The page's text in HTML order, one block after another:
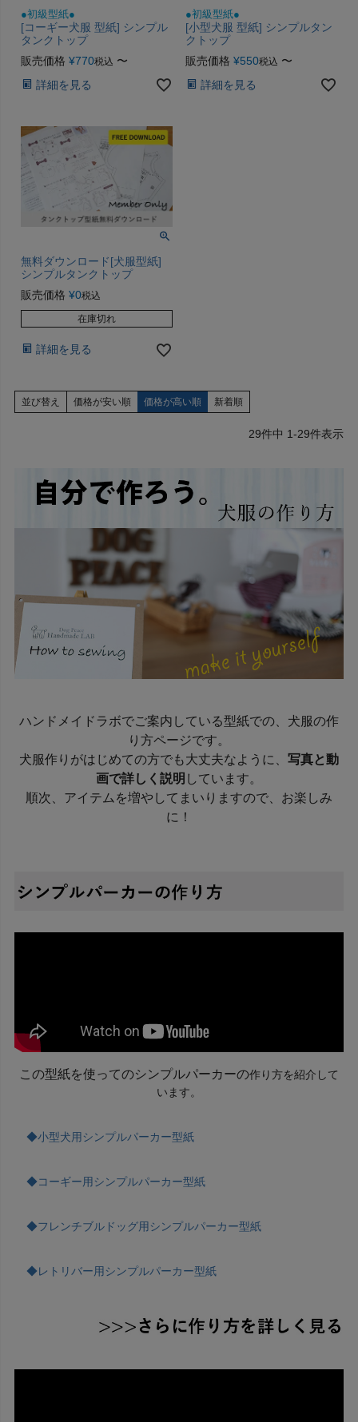
●初級型紙●
[コーギー犬服 型紙] シンプル
タンクトップ
販売価格 ¥770税込 〜
詳細を見る
●初級型紙●
[小型犬服 型紙] シンプルタン
クトップ
販売価格 ¥550税込 〜
詳細を見る
無料ダウンロード[犬服型紙]
シンプルタンクトップ
販売価格 ¥0税込
在庫切れ
詳細を見る
並び替え 価格が安い順 価格が高い順 新着順
29件中 1-29件表示
ハンドメイドラボでご案内している型紙での、犬服の作
り方ページです。
犬服作りがはじめての方でも大丈夫なように、 写真と動
画で詳しく説明 しています。
順次、アイテムを増やしてまいりますので、お楽しみ
に！
この型紙を使ってのシンプルパーカーの作り方を紹介して
います。
◆小型犬用シンプルパーカー型紙
◆コーギー用シンプルパーカー型紙
◆フレンチブルドッグ用シンプルパーカー型紙
◆レトリバー用シンプルパーカー型紙